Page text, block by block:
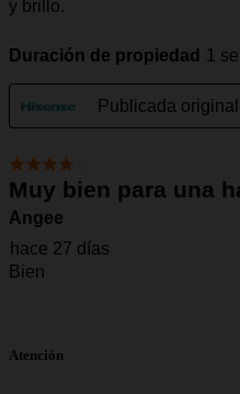
Atención